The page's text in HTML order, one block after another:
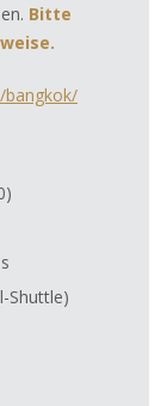
Bitte
bangkok/
Shuttle)